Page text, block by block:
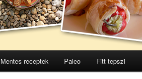
Mentes receptek Paleo Fitt tepszi